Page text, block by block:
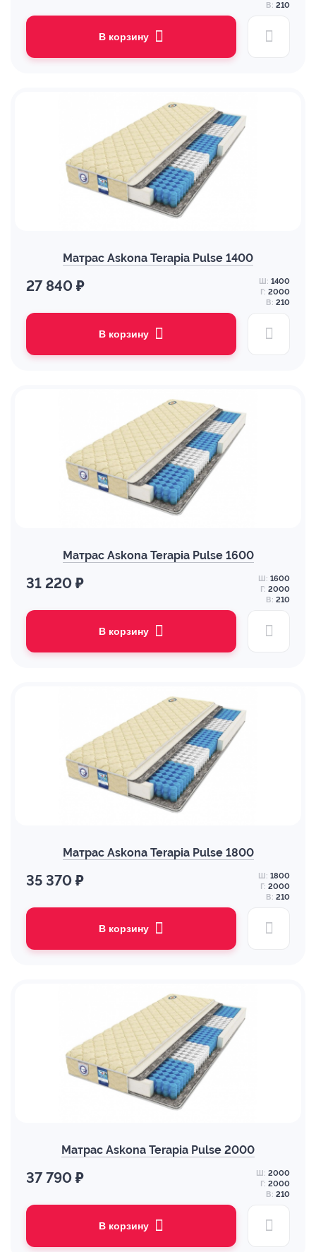
В: 210
В корзину
Матрас Askona Terapia Pulse 1400
27 840 ₽ Ш: 1400
Г: 2000
В: 210
В корзину
Матрас Askona Terapia Pulse 1600
31 220 ₽ Ш: 1600
Г: 2000
В: 210
В корзину
Матрас Askona Terapia Pulse 1800
35 370 ₽ Ш: 1800
Г: 2000
В: 210
В корзину
Матрас Askona Terapia Pulse 2000
37 790 ₽ Ш: 2000
Г: 2000
В: 210
В корзину